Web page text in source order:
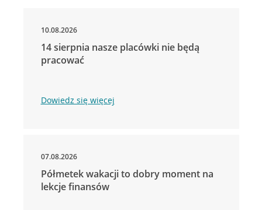
10.08.2026
14 sierpnia nasze placówki nie będą
pracować
Dowiedz się więcej
07.08.2026
Półmetek wakacji to dobry moment na
lekcje finansów